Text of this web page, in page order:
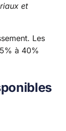
et
Les
à 40%